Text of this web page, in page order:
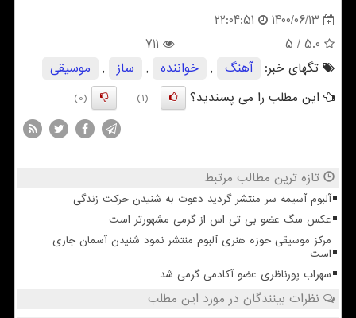
1400/06/13
22:04:51
5.0
/ 5
711
تگهای خبر:
آهنگ , خواننده , ساز ,
موسیقی
این مطلب را می پسندید؟
(1)
(0)
تازه ترین مطالب مرتبط
آلبوم آسیمه سر منتشر گردید دعوت به شنیدن حرکت زندگی
عکس سگ عضو بی تی اس از گرمی مشهورتر است
مرکز موسیقی حوزه هنری آلبوم منتشر نمود شنیدن آسمان جاری
است
سهراب پورناظری عضو آکادمی گرمی شد
نظرات بینندگان در مورد این مطلب